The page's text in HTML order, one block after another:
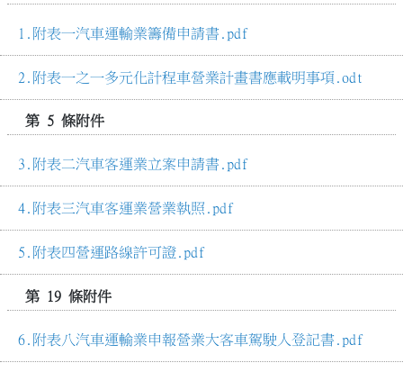
附表一汽車運輸業籌備申請書.pdf
附表一之一多元化計程車營業計畫書應載明事項.odt
第 5 條附件
附表二汽車客運業立案申請書.pdf
附表三汽車客運業營業執照.pdf
附表四營運路線許可證.pdf
第 19 條附件
附表八汽車運輸業申報營業大客車駕駛人登記書.pdf